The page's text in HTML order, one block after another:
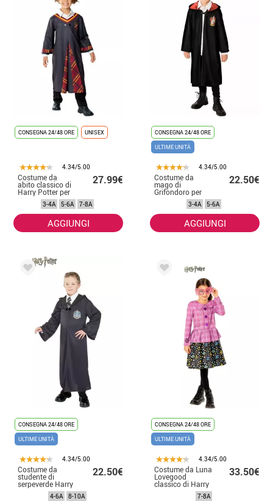
CONSEGNA 24/48 ORE UNISEX
4.34/5.00
Costume da
abito classico di
Harry Potter per
bambini
27.99€
3-4A 5-6A 7-8A
AGGIUNGI
CONSEGNA 24/48 ORE
ULTIME UNITÀ
4.34/5.00
Costume da
mago di
Grifondoro per
22.50€
3-4A 5-6A
AGGIUNGI
CONSEGNA 24/48 ORE
ULTIME UNITÀ
4.34/5.00
Costume da
studente di
serpeverde Harry
Potter per
22.50€
4-6A 8-10A
CONSEGNA 24/48 ORE
ULTIME UNITÀ
4.34/5.00
Costume da Luna
Lovegood
classico di Harry
33.50€
7-8A